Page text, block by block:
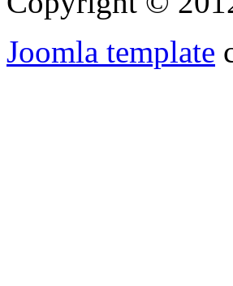
Joomla template